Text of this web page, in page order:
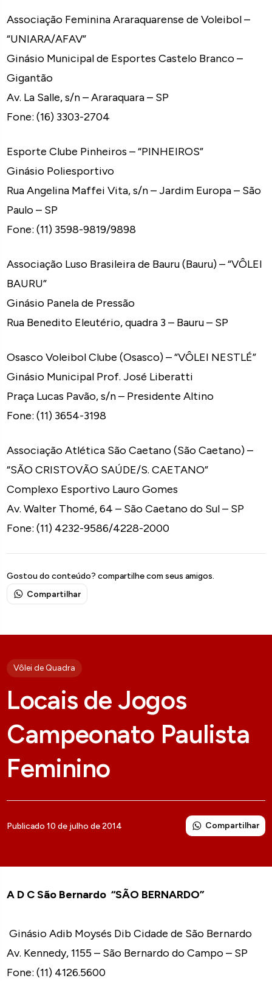
Associação Feminina Araraquarense de Voleibol –
“UNIARA/AFAV”
Ginásio Municipal de Esportes Castelo Branco –
Gigantão
Av. La Salle, s/n – Araraquara – SP
Fone: (16) 3303-2704
Esporte Clube Pinheiros – “PINHEIROS”
Ginásio Poliesportivo
Rua Angelina Maffei Vita, s/n – Jardim Europa – São
Paulo – SP
Fone: (11) 3598-9819/9898
Associação Luso Brasileira de Bauru (Bauru) – “VÔLEI
BAURU”
Ginásio Panela de Pressão
Rua Benedito Eleutério, quadra 3 – Bauru – SP
Osasco Voleibol Clube (Osasco) – “VÔLEI NESTLÉ”
Ginásio Municipal Prof. José Liberatti
Praça Lucas Pavão, s/n – Presidente Altino
Fone: (11) 3654-3198
Associação Atlética São Caetano (São Caetano) –
“SÃO CRISTOVÃO SAÚDE/S. CAETANO”
Complexo Esportivo Lauro Gomes
Av. Walter Thomé, 64 – São Caetano do Sul – SP
Fone: (11) 4232-9586/4228-2000
Gostou do conteúdo? compartilhe com seus amigos.
Compartilhar
Vôlei de Quadra
Locais de Jogos
Campeonato Paulista
Feminino
Publicado 10 de julho de 2014 Compartilhar
A D C São Bernardo “SÃO BERNARDO”
Ginásio Adib Moysés Dib Cidade de São Bernardo
Av. Kennedy, 1155 – São Bernardo do Campo – SP
Fone: (11) 4126.5600